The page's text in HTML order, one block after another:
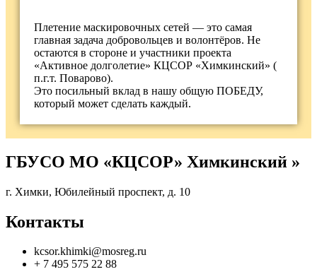
Плетение маскировочных сетей — это самая
главная задача добровольцев и волонтёров. Не
остаются в стороне и участники проекта
«Активное долголетие» КЦСОР «Химкинский» (
п.г.т. Поварово).
Это посильный вклад в нашу общую ПОБЕДУ,
который может сделать каждый.
ГБУСО МО «КЦСОР» Химкинский »
г. Химки, Юбилейный проспект, д. 10
Контакты
kcsor.khimki@mosreg.ru
+ 7 495 575 22 88